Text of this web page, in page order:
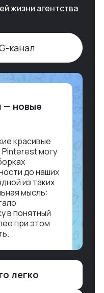
жизни агентства
канал
— новые
красивые
Pinterest могу
до наших
из таких
мысль:
в понятный
при этом
нужно было:
легко